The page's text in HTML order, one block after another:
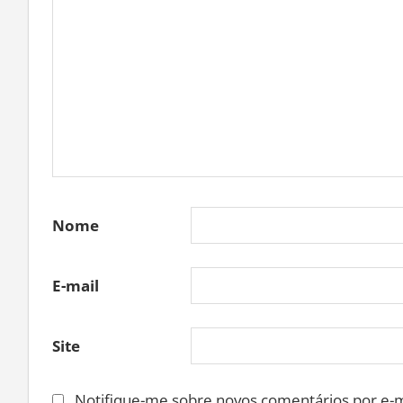
Nome
E-mail
Site